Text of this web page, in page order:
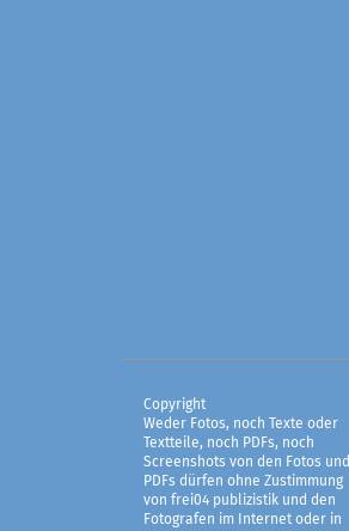
Copyright
Weder Fotos, noch Texte oder
Textteile, noch PDFs, noch
Screenshots von den Fotos und
PDFs dürfen ohne Zustimmung
von frei04 publizistik und den
Fotografen im Internet oder in